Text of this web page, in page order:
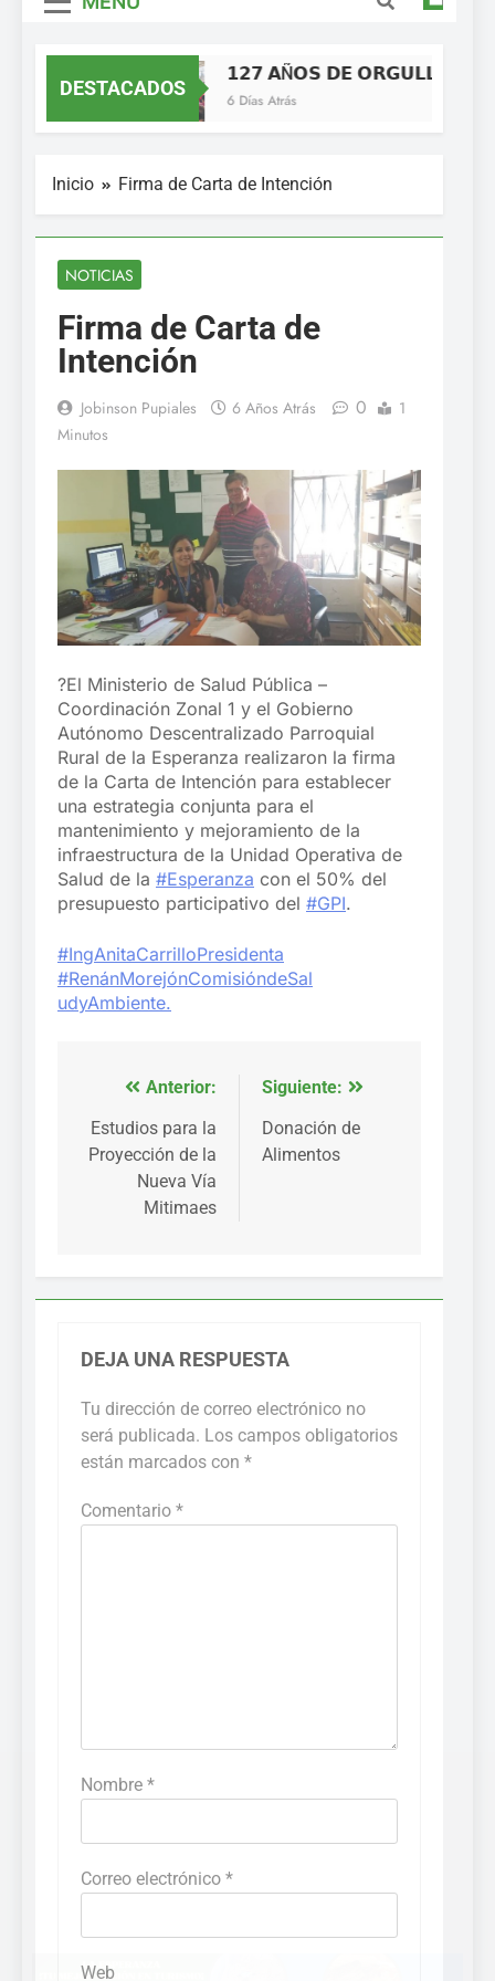
DESTACADOS
𝟭𝟮𝟳 𝗔Ñ𝗢𝗦 𝗗𝗘 𝗢𝗥𝗚𝗨𝗟𝗟𝗢,
6 Días Atrás
Inicio Firma de Carta de Intención
NOTICIAS
Firma de Carta de
Intención
Jobinson Pupiales 6 Años Atrás 0
1
Minutos
?El Ministerio de Salud Pública –
Coordinación Zonal 1 y el Gobierno
Autónomo Descentralizado Parroquial
Rural de la Esperanza realizaron la firma
de la Carta de Intención para establecer
una estrategia conjunta para el
mantenimiento y mejoramiento de la
infraestructura de la Unidad Operativa de
Salud de la #Esperanza con el 50% del
presupuesto participativo del #GPI.
#IngAnitaCarrilloPresidenta
#RenánMorejónComisióndeSal
udyAmbiente.
Navegación
de
entradas
Anterior:
Estudios para la
Proyección de la
Nueva Vía
Mitimaes
Siguiente:
Donación de
Alimentos
DEJA UNA RESPUESTA
Tu dirección de correo electrónico no
será publicada. Los campos obligatorios
están marcados con *
Comentario *
Nombre *
Correo electrónico *
Web